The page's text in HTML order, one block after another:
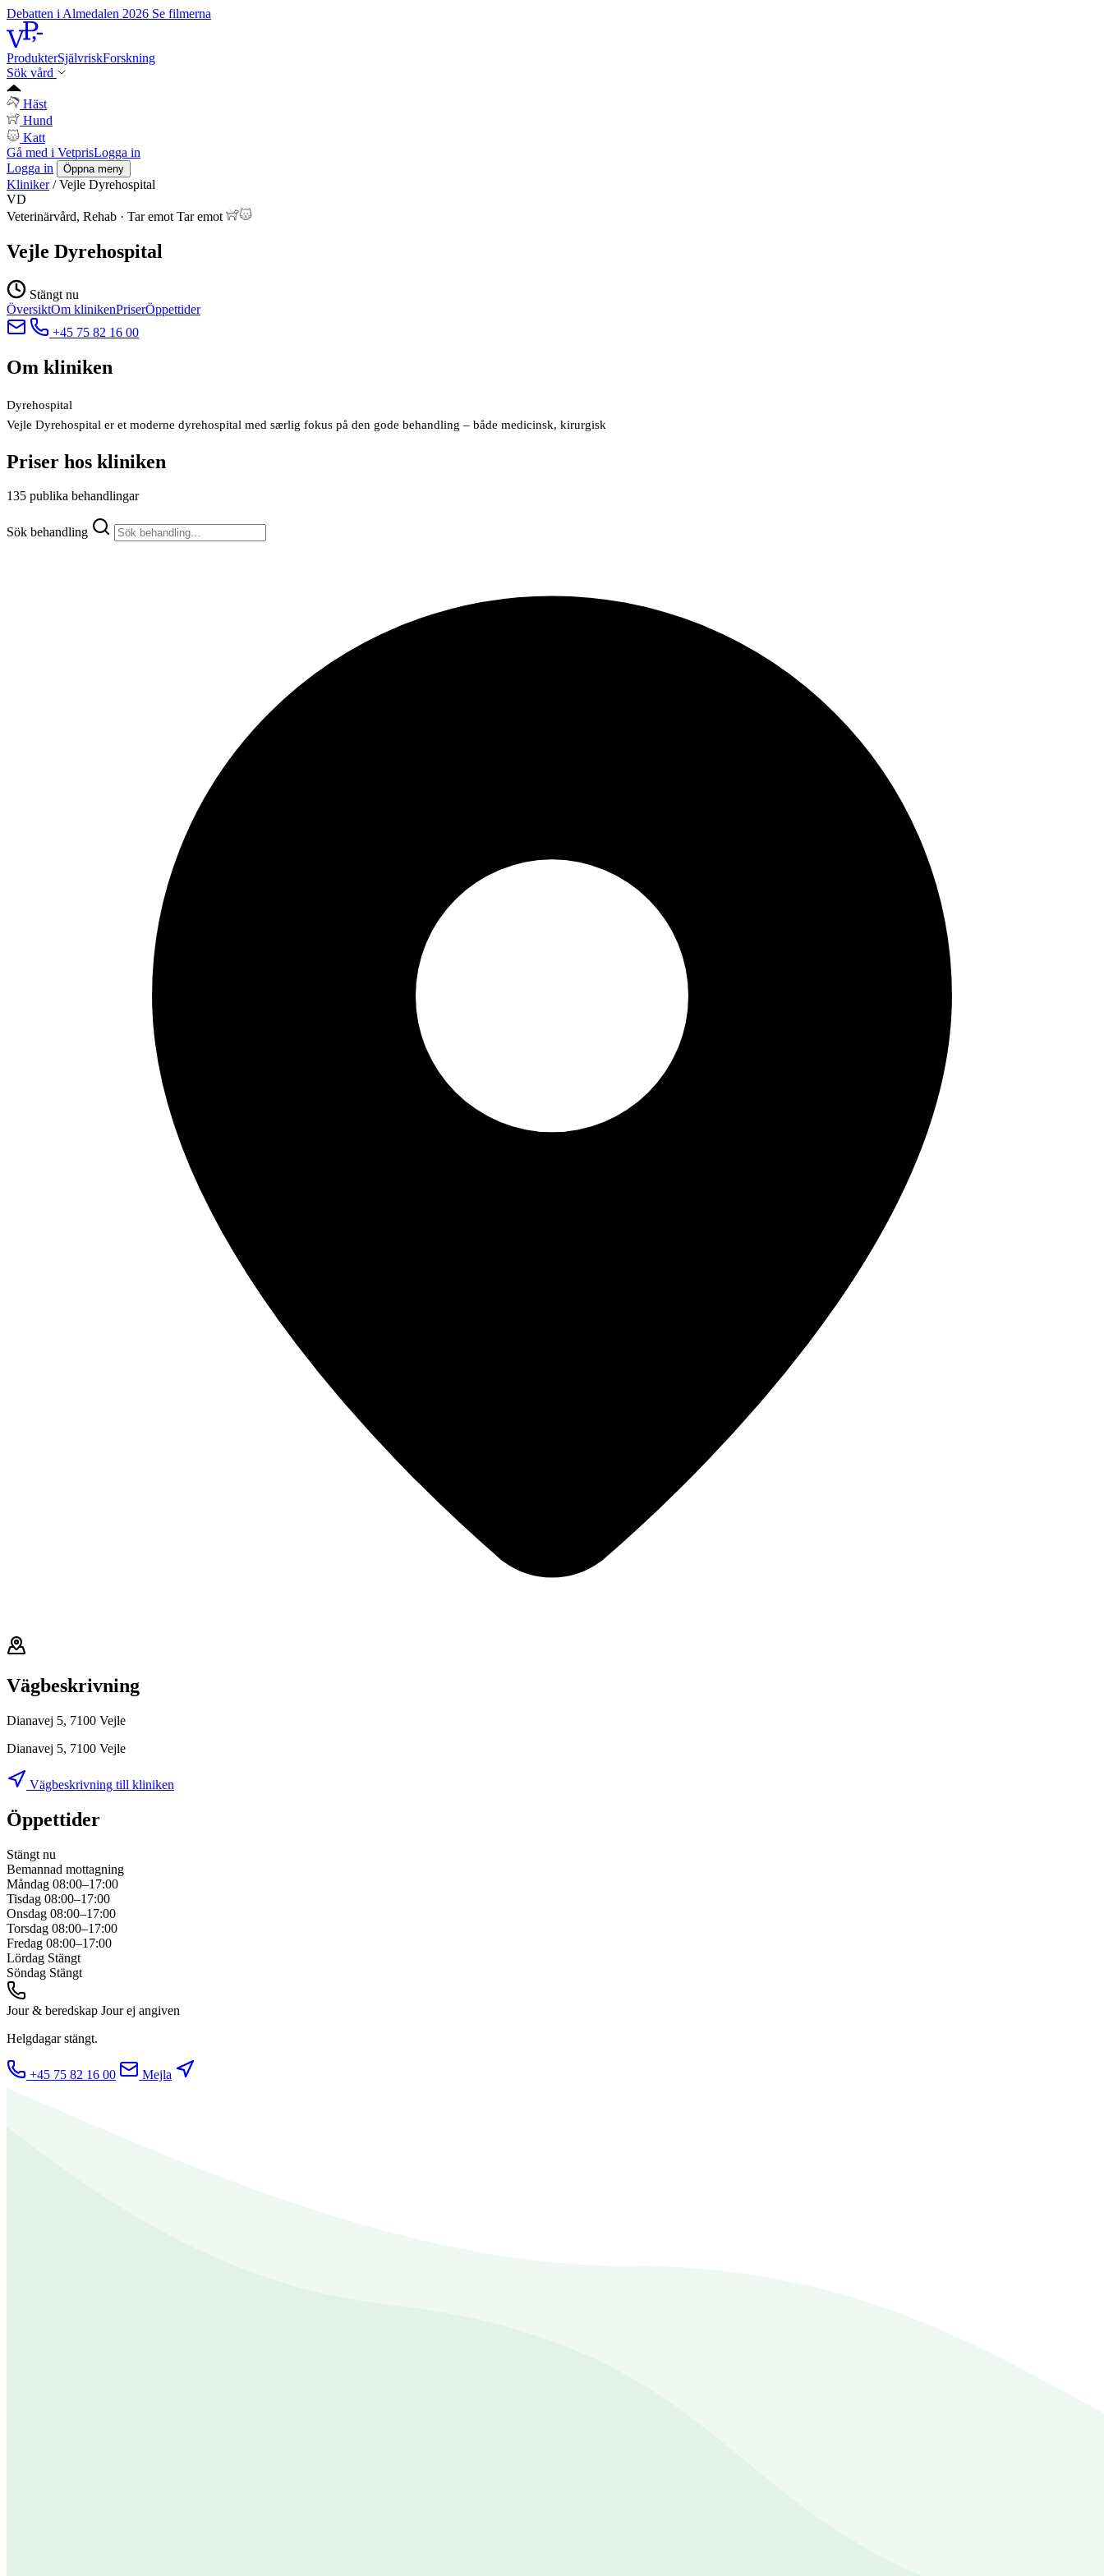
Debatten i Almedalen 2026 Se filmerna
ProdukterSjälvriskForskning
Sök vård
Häst
Hund
Katt
Gå med i VetprisLogga in
Logga in
Öppna meny
Kliniker / Vejle Dyrehospital
VD
Veterinärvård, Rehab · Tar emot Tar emot
Vejle Dyrehospital
Stängt nu
ÖversiktOm klinikenPriserÖppettider
+45 75 82 16 00
Om kliniken
Dyrehospital
Vejle Dyrehospital er et moderne dyrehospital med særlig fokus på den gode behandling – både medicinsk, kirurgisk
Priser hos kliniken
135 publika behandlingar
Sök behandling
Vägbeskrivning
Dianavej 5, 7100 Vejle
Dianavej 5, 7100 Vejle
Vägbeskrivning till kliniken
Öppettider
Stängt nu
Bemannad mottagning
Måndag 08:00–17:00
Tisdag 08:00–17:00
Onsdag 08:00–17:00
Torsdag 08:00–17:00
Fredag 08:00–17:00
Lördag Stängt
Söndag Stängt
Jour & beredskap Jour ej angiven
Helgdagar stängt.
+45 75 82 16 00 Mejla